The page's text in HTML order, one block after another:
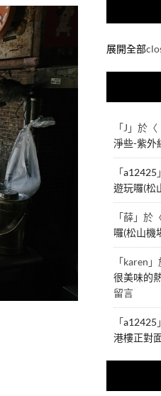
展開全部
「J 」於〈
淨些-紫外
「a12425
遊玩囉(松
「薛」於
囉(松山機
「karen
很美味的
留言
「a12425
港樓正對